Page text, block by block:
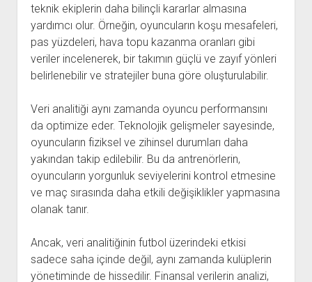
teknik ekiplerin daha bilinçli kararlar almasına
yardımcı olur. Örneğin, oyuncuların koşu mesafeleri,
pas yüzdeleri, hava topu kazanma oranları gibi
veriler incelenerek, bir takımın güçlü ve zayıf yönleri
belirlenebilir ve stratejiler buna göre oluşturulabilir.
Veri analitiği aynı zamanda oyuncu performansını
da optimize eder. Teknolojik gelişmeler sayesinde,
oyuncuların fiziksel ve zihinsel durumları daha
yakından takip edilebilir. Bu da antrenörlerin,
oyuncuların yorgunluk seviyelerini kontrol etmesine
ve maç sırasında daha etkili değişiklikler yapmasına
olanak tanır.
Ancak, veri analitiğinin futbol üzerindeki etkisi
sadece saha içinde değil, aynı zamanda kulüplerin
yönetiminde de hissedilir. Finansal verilerin analizi,